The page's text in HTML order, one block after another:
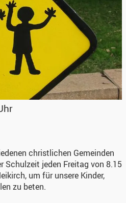
christlichen Gemeinden
Schulzeit jeden Freitag von 8.15
um für unsere Kinder,
zu beten.